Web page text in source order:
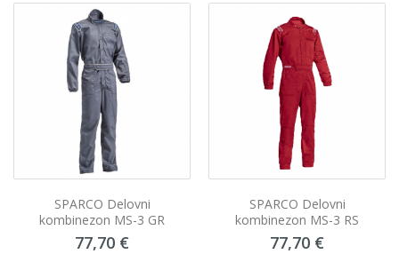
SPARCO Delovni
kombinezon MS-3 GR
77,70 €
SPARCO Delovni
kombinezon MS-3 RS
77,70 €